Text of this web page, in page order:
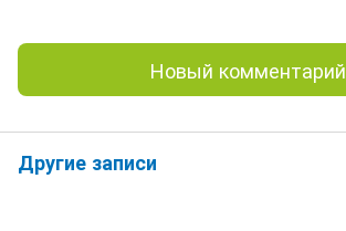
Новый комментарий
Другие записи